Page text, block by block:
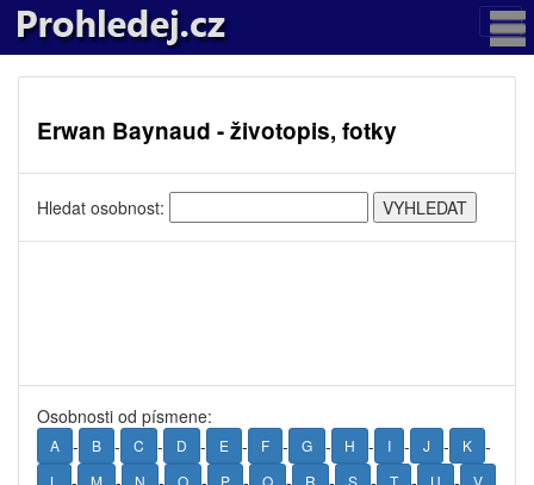
Erwan Baynaud - životopis, fotky
Hledat osobnost:
Osobnosti od písmene:
A - B - C - D - E - F - G - H - I - J - K -
L M N O P Q R S T U V